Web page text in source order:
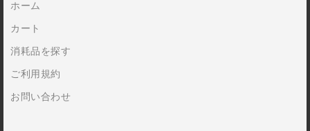
ホーム
カート
消耗品を探す
ご利用規約
お問い合わせ